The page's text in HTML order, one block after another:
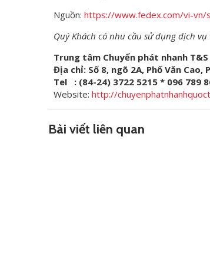
Nguồn:https://www.fedex.com/vi-vn/
Quý Khách có nhu cầu sử dụng dịch
Trung tâm Chuyển phát nhanh T&S
Địa chỉ: Số 8, ngõ 2A, Phố Văn Cao,
Tel : (84-24) 3722 5215 * 096 789
Website:http://
Bài viết liên quan